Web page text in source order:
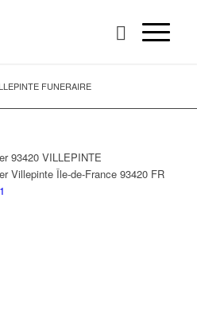
FUNERAIRE
93420 VILLEPINTE
Villepinte Île-de-France 93420 FR